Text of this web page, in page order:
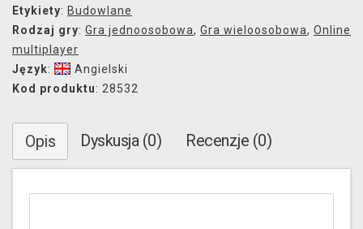
Etykiety: Budowlane
Rodzaj gry: Gra jednoosobowa, Gra wieloosobowa, Online
multiplayer
Język:
Angielski
Kod produktu: 28532
Opis Dyskusja (0) Recenzje (0)